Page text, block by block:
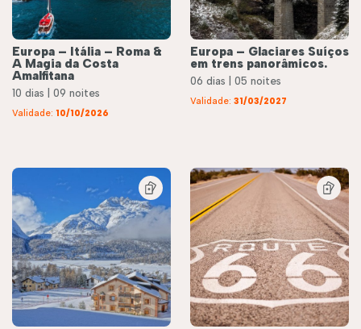
Europa – Itália – Roma &
A Magia da Costa
Amalfitana
10 dias | 09 noites
Validade: 10/10/2026
Europa – Glaciares Suíços
em trens panorâmicos.
06 dias | 05 noites
Validade: 31/03/2027